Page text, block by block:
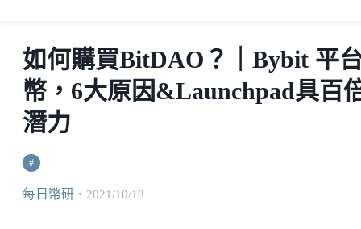
如何購買BitDAO？｜Bybit 平
幣，6大原因&Launchpad具百
潛力
#
每日幣研 ・ 2021/10/18